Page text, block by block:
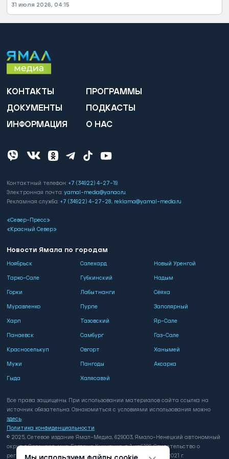
правительства Тюменской области.
31 июля 2026, 04:15
КОНТАКТЫ
ДОКУМЕНТЫ
ИНФОРМАЦИЯ
ПРОГРАММЫ
ПОДКАСТЫ
О НАС
Контактный телефон: +7 (34922) 4-27-19.
Электронная почта: yamal-media@yanao.ru.
Рекламная служба: +7 (34922) 4-27-28, reklama@yamal-media.ru
«Север-Пресс»
«Красный Север»
Новости Ямала по городам
Ноябрьск Салехард Новый Уренгой
Тарко-Сале Губкинский Надым
Горки Лабытнанги Сёяха
Муравленко Пурпе Заполярный
Харп Тазовский Яр-Сале
Панаевск Самбург Газ-Сале
Красноселькуп Овгорт Ханымей
Мужи Пангоды Аксарка
Гыда Халясавэй
Все права защищены. При использовании материалов сайта ссылка на
источник обязательна. Ознакомиться с условиями использования можно
здесь.
Политика конфиденциальности.
© 2025, Сетевое издание Ямал-Медиа, 629003, Ямало-Ненецкий автономный
округ, г. Салехард, мкр. Богдана Кнунянца, д. 1, каб.106. Свидетельство о
регистрации: серия ЭЛ № ФС 77 - 81649 выдано 3 августа 2021 г.